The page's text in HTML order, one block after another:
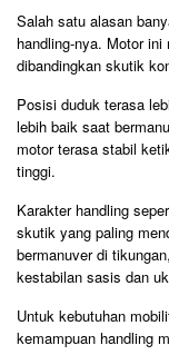
Salah satu alasan
handling-nya. Motor
dibandingkan skutik
Posisi duduk terasa
lebih baik saat
motor terasa stabil
tinggi.
Karakter handling
skutik yang paling
bermanuver di
kestabilan sasis dan
Untuk kebutuhan
kemampuan handling